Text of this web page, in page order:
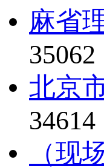
麻省
35062
北京
34614
（现